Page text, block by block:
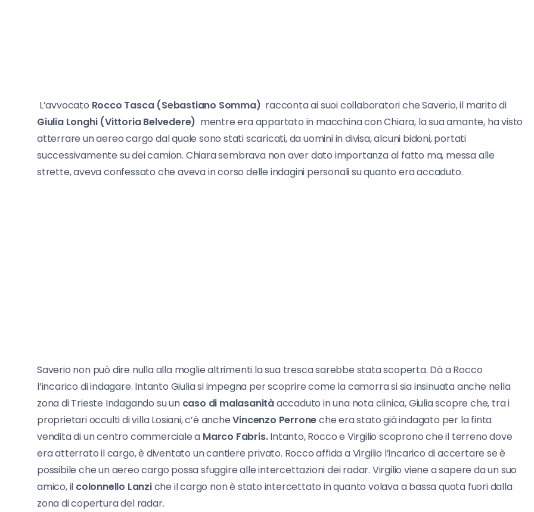
L’avvocato Rocco Tasca (Sebastiano Somma) racconta ai suoi collaboratori che Saverio, il marito di
Giulia Longhi (Vittoria Belvedere) mentre era appartato in macchina con Chiara, la sua amante, ha visto
atterrare un aereo cargo dal quale sono stati scaricati, da uomini in divisa, alcuni bidoni, portati
successivamente su dei camion. Chiara sembrava non aver dato importanza al fatto ma, messa alle
strette, aveva confessato che aveva in corso delle indagini personali su quanto era accaduto.
Saverio non può dire nulla alla moglie altrimenti la sua tresca sarebbe stata scoperta. Dà a Rocco
l’incarico di indagare. Intanto Giulia si impegna per scoprire come la camorra si sia insinuata anche nella
zona di Trieste Indagando su uncaso di malasanitàaccaduto in una nota clinica, Giulia scopre che, tra i
proprietari occulti di villa Losiani, c’è ancheVincenzo Perroneche era stato già indagato per la finta
vendita di un centro commerciale a Marco Fabris.Intanto, Rocco e Virgilio scoprono che il terreno dove
era atterrato il cargo, è diventato un cantiere privato. Rocco affida a Virgilio l’incarico di accertare se è
possibile che un aereo cargo possa sfuggire alle intercettazioni dei radar. Virgilio viene a sapere da un suo
amico, il colonnello Lanziche il cargo non è stato intercettato in quanto volava a bassa quota fuori dalla
zona di copertura del radar.